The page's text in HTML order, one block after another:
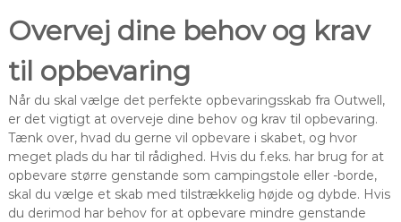
Overvej dine behov og krav
til opbevaring
Når du skal vælge det perfekte opbevaringsskab fra Outwell,
er det vigtigt at overveje dine behov og krav til opbevaring.
Tænk over, hvad du gerne vil opbevare i skabet, og hvor
meget plads du har til rådighed. Hvis du f.eks. har brug for at
opbevare større genstande som campingstole eller -borde,
skal du vælge et skab med tilstrækkelig højde og dybde. Hvis
du derimod har behov for at opbevare mindre genstande